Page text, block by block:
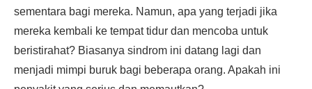
sementara bagi mereka. Namun, apa yang terjadi jika
mereka kembali ke tempat tidur dan mencoba untuk
beristirahat? Biasanya sindrom ini datang lagi dan
menjadi mimpi buruk bagi beberapa orang. Apakah ini